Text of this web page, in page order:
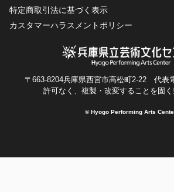
特定商取引法に基づく表示
カスタマーハラスメントポリシー
〒663-8204兵庫県西宮市高松町2-22 代表
許可なく、複製・改変することを固く
© Hyogo Performing Arts